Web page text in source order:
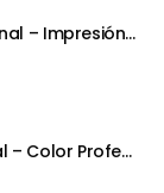
Tóner HP 05A CE505A Original – Impresión Profesional para tu HP LaserJet
Tóner HP 230X Cian Original – Color Profesional y Máximo Rendimiento con Tecnología TerraJet